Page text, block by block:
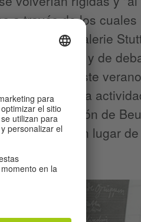
a través de los cuales
de la Staatsgalerie
un lugar vivo y de
lugar este
ilustrarán la
a la relación de
debía ser un lugar